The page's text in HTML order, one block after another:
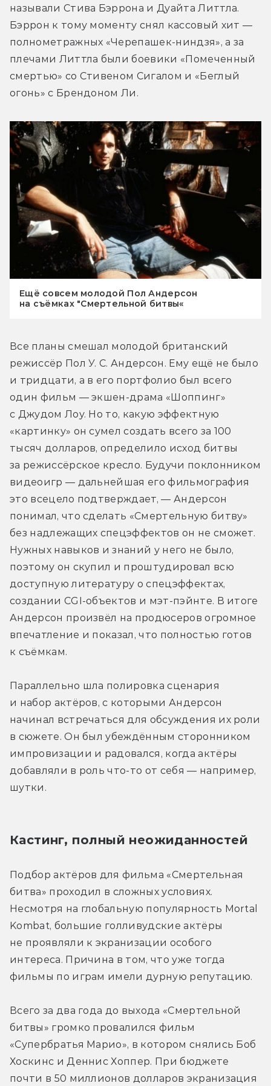
называли Стива Бэррона и Дуайта Литтла.
Бэррон к тому моменту снял кассовый хит —
полнометражных «Черепашек-ниндзя», а за
плечами Литтла были боевики «Помеченный
смертью» со Стивеном Сигалом и «Беглый
огонь» с Брендоном Ли.
Ещё совсем молодой Пол Андерсон
на съёмках "Смертельной битвы«
Все планы смешал молодой британский
режиссёр Пол У. С. Андерсон. Ему ещё не было
и тридцати, а в его портфолио был всего
один фильм — экшен-драма «Шоппинг»
с Джудом Лоу. Но то, какую эффектную
«картинку» он сумел создать всего за 100
тысяч долларов, определило исход битвы
за режиссёрское кресло. Будучи поклонником
видеоигр — дальнейшая его фильмография
это всецело подтверждает, — Андерсон
понимал, что сделать «Смертельную битву»
без надлежащих спецэффектов он не сможет.
Нужных навыков и знаний у него не было,
поэтому он скупил и проштудировал всю
доступную литературу о спецэффектах,
создании CGI-объектов и мэт-пэйнте. В итоге
Андерсон произвёл на продюсеров огромное
впечатление и показал, что полностью готов
к съёмкам.
Параллельно шла полировка сценария
и набор актёров, с которыми Андерсон
начинал встречаться для обсуждения их роли
в сюжете. Он был убеждённым сторонником
импровизации и радовался, когда актёры
добавляли в роль что-то от себя — например,
шутки.
Кастинг, полный неожиданностей
Подбор актёров для фильма «Смертельная
битва» проходил в сложных условиях.
Несмотря на глобальную популярность Mortal
Kombat, большие голливудские актёры
не проявляли к экранизации особого
интереса. Причина в том, что уже тогда
фильмы по играм имели дурную репутацию.
Всего за два года до выхода «Смертельной
битвы» громко провалился фильм
«Супербратья Марио», в котором снялись Боб
Хоскинс и Деннис Хоппер. При бюджете
почти в 50 миллионов долларов экранизация